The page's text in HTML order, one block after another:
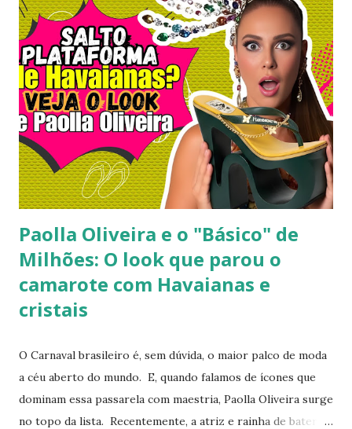
2000, o famoso scrunchie aquele elástico de cabelo
revestido de tecido franzido conquistou passarelas, vitrines
e o guarda-roupa das principais influenciadoras de moda.
Percebendo esse movimento de resgate retrô com toque
contemporâneo, a Havaianas trouxe uma inovação que une
o melhor dos dois mundos. O Chinelo Havaianas Top
Scrunchie surge exatamente como essa resposta
fashionista: a fusão impecável da lendária sola de borracha
Havaianas com tiras revestidas de tecido drapeado com
toqu...
Paolla Oliveira e o "Básico" de
Milhões: O look que parou o
camarote com Havaianas e
cristais
O Carnaval brasileiro é, sem dúvida, o maior palco de moda
a céu aberto do mundo. E, quando falamos de ícones que
dominam essa passarela com maestria, Paolla Oliveira surge
no topo da lista. Recentemente, a atriz e rainha de bateria